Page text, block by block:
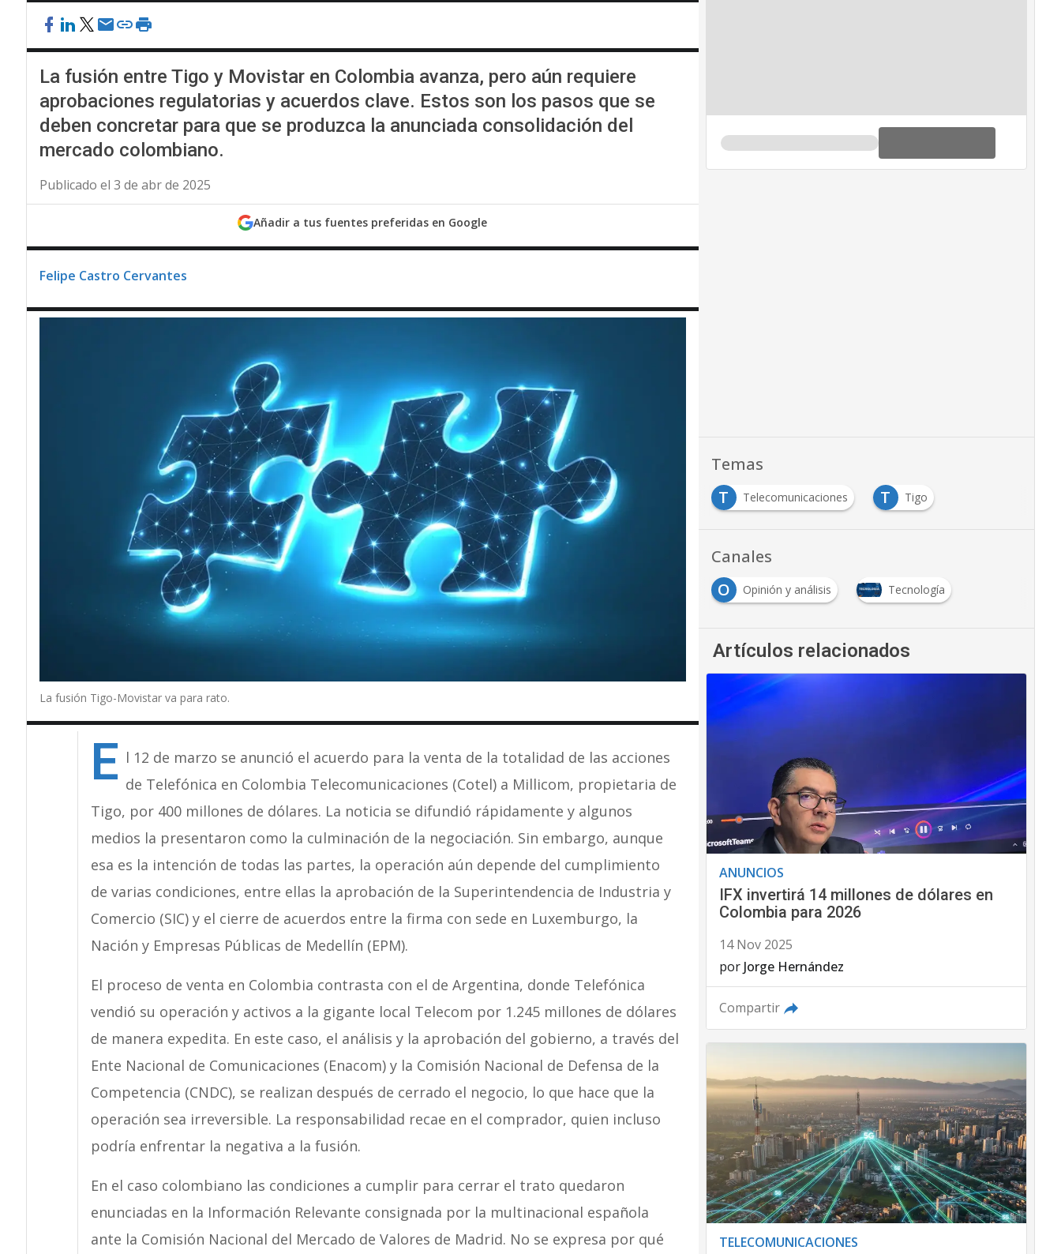
La fusión entre Tigo y Movistar en Colombia avanza, pero aún requiere
aprobaciones regulatorias y acuerdos clave. Estos son los pasos que se
deben concretar para que se produzca la anunciada consolidación del
mercado colombiano.
Publicado el 3 de abr de 2025
Añadir a tus fuentes preferidas en Google
Felipe Castro Cervantes
La fusión Tigo-Movistar va para rato.
E l 12 de marzo se anunció el acuerdo para la venta de la totalidad de las acciones
de Telefónica en Colombia Telecomunicaciones (Cotel) a Millicom, propietaria de
Tigo, por 400 millones de dólares. La noticia se difundió rápidamente y algunos
medios la presentaron como la culminación de la negociación. Sin embargo, aunque
esa es la intención de todas las partes, la operación aún depende del cumplimiento
de varias condiciones, entre ellas la aprobación de la Superintendencia de Industria y
Comercio (SIC) y el cierre de acuerdos entre la firma con sede en Luxemburgo, la
Nación y Empresas Públicas de Medellín (EPM).
El proceso de venta en Colombia contrasta con el de Argentina, donde Telefónica
vendió su operación y activos a la gigante local Telecom por 1.245 millones de dólares
de manera expedita. En este caso, el análisis y la aprobación del gobierno, a través del
Ente Nacional de Comunicaciones (Enacom) y la Comisión Nacional de Defensa de la
Competencia (CNDC), se realizan después de cerrado el negocio, lo que hace que la
operación sea irreversible. La responsabilidad recae en el comprador, quien incluso
podría enfrentar la negativa a la fusión.
En el caso colombiano las condiciones a cumplir para cerrar el trato quedaron
enunciadas en la Información Relevante consignada por la multinacional española
ante la Comisión Nacional del Mercado de Valores de Madrid. No se expresa por qué
Temas
T
Telecomunicaciones T Tigo
Canales
O
Opinión y análisis Tecnología
Artículos relacionados
ANUNCIOS
IFX invertirá 14 millones de dólares en
Colombia para 2026
14 Nov 2025
por Jorge Hernández
Compartir
TELECOMUNICACIONES